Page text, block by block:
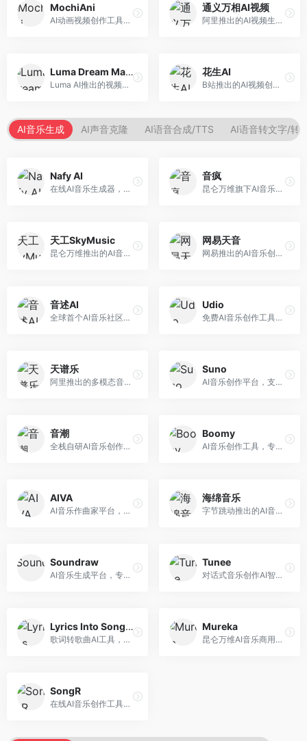
MochiAni
AI动画视频创作工具，专注于动画内容生成。面向动画创作者和二次元内容生产者，支持动画风格视频生成，动画效果流畅，适合动漫内容创作。
通义万相AI视频
阿里推出的AI视频生成服务，整合图像与视频创作能力。面向电商和营销从业者，支持商品视频生成、营销视频制作等服务，商业应用场景丰富。
Luma Dream Machine
Luma AI推出的视频生成工具，专注于高质量视频创作。面向影视创作者和内容生产者，支持文生视频、图生视频，视频质量高，物理运动流畅自然。
花生AI
B站推出的AI视频创作工具，专注于短视频内容生成。面向B站创作者，支持视频生成、视频编辑等功能，与B站平台深度整合，创作效率高。
AI音乐生成 AI声音克隆 AI语音合成/TTS AI语音转文字/转
Nafy AI
在线AI音乐生成器，专注于快速音乐创作。面向内容创作者，支持多种风格音乐生成，操作简便，生成速度快，适合快速配乐需求。
音疯
昆仑万维旗下AI音乐创作平台，专注于音乐内容生成。面向音乐爱好者和内容创作者，提供多种风格音乐生成，操作简便，创作速度快。
天工SkyMusic
昆仑万维推出的AI音乐创作平台，基于天工大模型。面向音乐创作者，支持歌词生成、旋律创作、音乐编曲等服务，中文音乐创作能力强。
网易天音
网易推出的AI音乐创作工具，支持作词、作曲与编曲。面向音乐爱好者和独立音乐人，提供歌词生成、旋律创作、编曲制作等服务，与网易云音乐生态深度整合。
音述AI
全球首个AI音乐社区平台，整合创作与分享功能。面向音乐创作者和爱好者，提供音乐创作、作品分享、社区交流等服务，社区氛围活跃。
Udio
免费AI音乐创作工具，专注于高质量音乐生成。面向音乐创作者和内容制作者，支持多种音乐风格生成，音质专业，创作自由度高，适合专业音乐制作场景。
天谱乐
阿里推出的多模态音乐生成平台，整合音频与文本理解能力。面向内容创作者，支持歌词生成、旋律创作、音乐编辑等服务，与阿里生态深度整合。
Suno
AI音乐创作平台，支持通过文字描述生成完整歌曲，包含歌词、旋律和人声。面向音乐爱好者、内容创作者和独立音乐人，操作门槛低，创作速度快，支持多种音乐风格，为音乐创作带来全新可能。
音潮
全栈自研AI音乐创作平台，支持从创作到发布的完整流程。面向独立音乐人和音乐工作室，提供作词作曲、编曲混音、音乐发布等服务，创作工具专业。
Boomy
AI音乐创作工具，专注于快速音乐生成与发布。面向音乐爱好者和业余创作者，支持一键生成原创音乐，可直接发布到音乐平台，创作门槛低。
AIVA
AI音乐作曲家平台，专注于古典和影视配乐创作。面向影视制作人和游戏开发者，提供原创音乐生成、配乐定制等服务，音乐风格专业，适合影视游戏配乐。
海绵音乐
字节跳动推出的AI音乐创作平台，支持多风格音乐生成。面向内容创作者和音乐爱好者，提供歌词创作、旋律生成、编曲制作等服务，创作效率高，适合短视频配乐。
Soundraw
AI音乐生成平台，专注于免版税音乐创作。面向视频创作者和内容制作者，提供背景音乐生成、音乐定制等服务，音乐版权清晰，适合视频配乐场景。
Tunee
对话式音乐创作AI智能体，支持自然语言交互创作。面向音乐爱好者，通过对话方式完成音乐创作，交互体验友好，创作过程直观。
Lyrics Into Song AI
歌词转歌曲AI工具，支持将歌词转化为完整歌曲。面向歌词创作者和音乐爱好者，提供歌词谱曲、编曲制作等服务，歌词音乐化效率高。
Mureka
昆仑万维AI音乐商用创作平台，专注于商业音乐授权。面向企业和商业用户，提供版权音乐生成、商用授权等服务，音乐版权清晰，商业应用安全。
SongR
在线AI音乐创作工具，支持歌词与旋律一体化生成。面向内容创作者和音乐爱好者，提供歌词创作、旋律生成、音乐制作等服务，操作简便，创作速度快。